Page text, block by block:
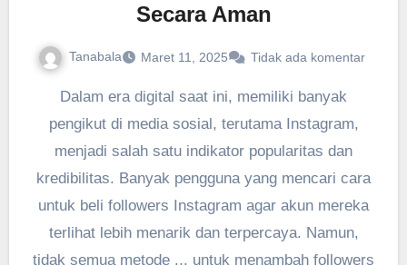
Secara Aman
Tanabala Maret 11, 2025 Tidak ada komentar
Dalam era digital saat ini, memiliki banyak
pengikut di media sosial, terutama Instagram,
menjadi salah satu indikator popularitas dan
kredibilitas. Banyak pengguna yang mencari cara
untuk beli followers Instagram agar akun mereka
terlihat lebih menarik dan terpercaya. Namun,
tidak semua metode ... untuk menambah followers